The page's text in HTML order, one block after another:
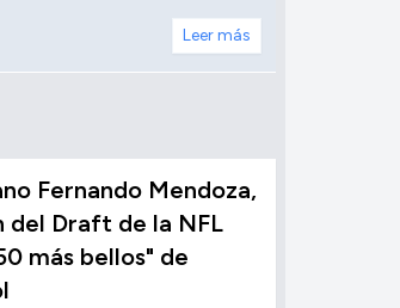
Leer más
Fernando Mendoza,
del Draft de la NFL
más bellos" de